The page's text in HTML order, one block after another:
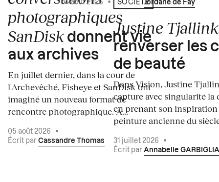
photographiques
SanDisk donnent vie
aux archives
En juillet dernier, dans la cour de
l'Archevêché, Fisheye et SanDisk ont
imaginé un nouveau format de
rencontre photographique. À...
05 août 2026
•
Écrit par Cassandre Thomas
04 août 2026 • Écrit par Jordane de Faÿ
SOCIÉTÉ
Justine
renverser les
de beauté
Dans Vision, Justine
capture avec singularité la
en prenant son inspiration
peinture ancienne du
31 juillet 2026
•
Écrit par Annabelle GARBIGLIA